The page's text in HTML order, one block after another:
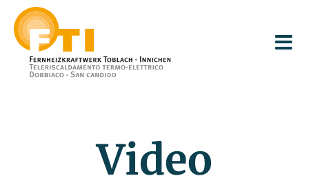
Video